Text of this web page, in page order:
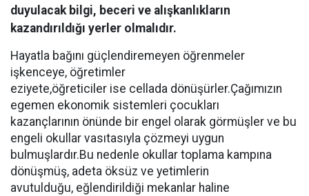
duyulacak bilgi, beceri ve alışkanlıkların
kazandırıldığı yerler olmalıdır.
Hayatla bağını güçlendiremeyen öğrenmeler
işkenceye, öğretimler
eziyete,öğreticiler ise cellada dönüşürler.Çağımızın
egemen ekonomik sistemleri çocukları
kazançlarının önünde bir engel olarak görmüşler ve bu
engeli okullar vasıtasıyla çözmeyi uygun
bulmuşlardır.Bu nedenle okullar toplama kampına
dönüşmüş, adeta öksüz ve yetimlerin
avutulduğu, eğlendirildiği mekanlar haline